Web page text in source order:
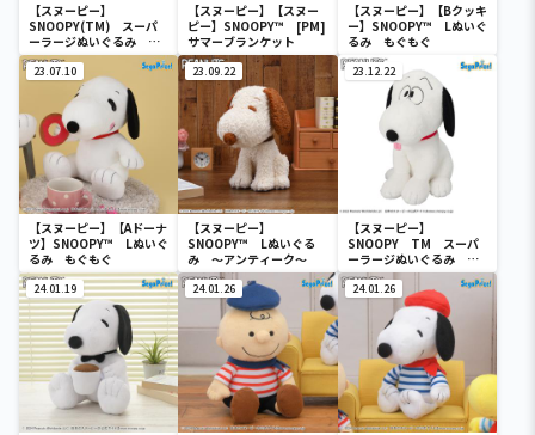
【スヌーピー】
SNOOPY(TM) スーパ
ーラージぬいぐるみ ビ
ーグル・スカウト
【スヌーピー】【スヌー
ピー】SNOOPY™ [PM]
サマーブランケット
【スヌーピー】【Bクッキ
ー】SNOOPY™ Lぬいぐ
るみ もぐもぐ
23.07.10
【スヌーピー】【Aドーナ
ツ】SNOOPY™ Lぬいぐ
るみ もぐもぐ
23.09.22
【スヌーピー】
SNOOPY™ Lぬいぐる
み ～アンティーク～
23.12.22
【スヌーピー】
SNOOPY TM スーパ
ーラージぬいぐるみ ～
FACE～
24.01.19 24.01.26 24.01.26